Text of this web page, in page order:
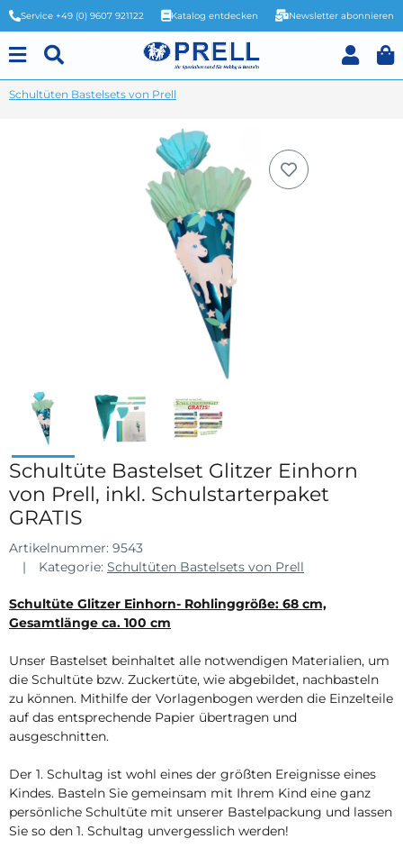
Service +49 (0) 9607 921122 Katalog entdecken Newsletter abonnieren
Schultüten Bastelsets von Prell
Schultüte Bastelset Glitzer Einhorn
von Prell, inkl. Schulstarterpaket
GRATIS
Artikelnummer: 9543
Kategorie: Schultüten Bastelsets von Prell
Schultüte Glitzer Einhorn- Rohlinggröße: 68 cm,
Gesamtlänge ca. 100 cm
Unser Bastelset beinhaltet alle notwendigen Materialien, um
die Schultüte bzw. Zuckertüte, wie abgebildet, nachbasteln
zu können. Mithilfe der Vorlagenbogen werden die Einzelteile
auf das entsprechende Papier übertragen und
ausgeschnitten.
Der 1. Schultag ist wohl eines der größten Ereignisse eines
Kindes. Basteln Sie gemeinsam mit Ihrem Kind eine ganz
persönliche Schultüte mit unserer Bastelpackung und lassen
Sie so den 1. Schultag unvergesslich werden!